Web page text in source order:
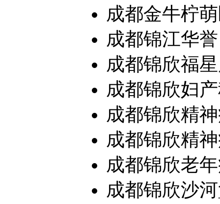
成都金牛柠
成都锦江华
成都锦欣福
成都锦欣妇
成都锦欣精
成都锦欣精
成都锦欣老
成都锦欣沙